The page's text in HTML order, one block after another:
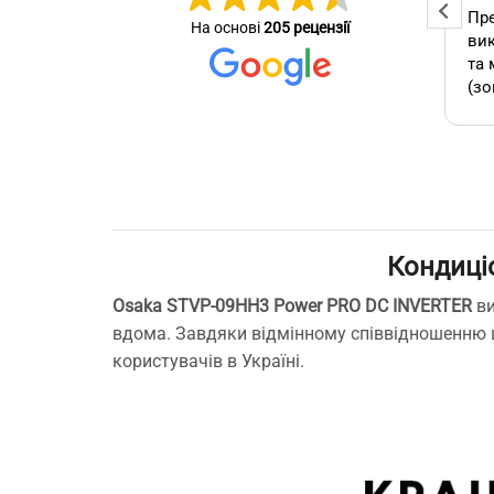
На основі205 рецензії
Професійна та оперативна
команда! Вчасно виконали
замовлення, бережно
ставились до техніки, дали
та
Osaka STVP-09HH3 Power PRO DC INVERTER
вдома. Завдяки відмінному співвідношенню
користувачів в Україні.